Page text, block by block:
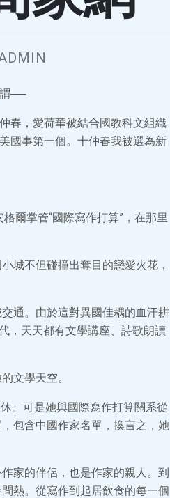
──
春，愛荷華被結合國教科文組織
國事第一個。十仲春我被選為新
爾掌管“國際寫作打算”，在那里
城不但碰撞出奪目的戀愛火花，
通。由於這對異國佳耦的血汗耕
，天天都有文學講座、詩歌朗讀
文學天空。
。可是她與國際寫作打算關系從
包含中國作家名單，換言之，她
家的伴侶，也是作家的親人。到
熱。從寫作到起居飲食的每一個